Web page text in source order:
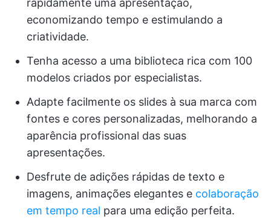
rapidamente uma apresentação,
economizando tempo e estimulando a
criatividade.
Tenha acesso a uma biblioteca rica com 100
modelos criados por especialistas.
Adapte facilmente os slides à sua marca com
fontes e cores personalizadas, melhorando a
aparência profissional das suas
apresentações.
Desfrute de adições rápidas de texto e
imagens, animações elegantes e colaboração
em tempo real para uma edição perfeita.